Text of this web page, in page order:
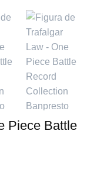
Piece Battle